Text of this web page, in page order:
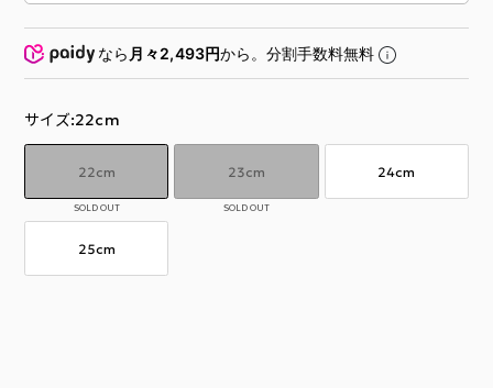
なら 月々2,493円から。分割手数料無料
サイズ 22cm
22cm
SOLD OUT
23cm
SOLD OUT
24cm
25cm